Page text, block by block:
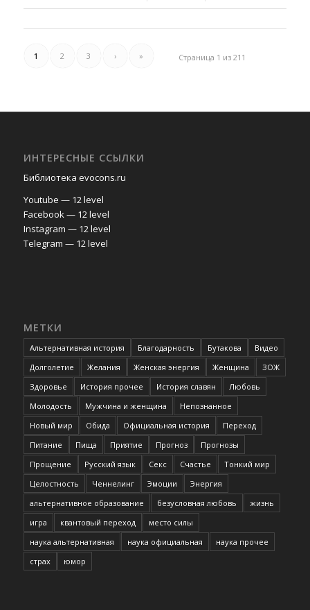
Страница 1 из 211
1 2 3 › »
ИНТЕРЕСНЫЕ ССЫЛКИ
Библиотека evocons.ru
Youtube — 12 level
Facebook — 12 level
Instagram — 12 level
Telegram — 12 level
МЕТКИ
Альтернативная история Благодарность Бутакова
Видео
Долголетие
Желания Женская энергия Женщина
ЗОЖ
Здоровье
История прочее История славян
Любовь
Молодость
Мужчина и женщина
Непознанное
Новый мир
Обида Официальная история
Переход
Питание
Пища Приятие Прогноз
Прогнозы
Прощение
Русский язык Секс Счастье
Тонкий мир
Целостность
Ченнелинг Эмоции
Энергия
альтернативное образование
безусловная любовь
жизнь
игра
квантовый переход
место силы
наука альтернативная
наука официальная
наука прочее
страх
юмор